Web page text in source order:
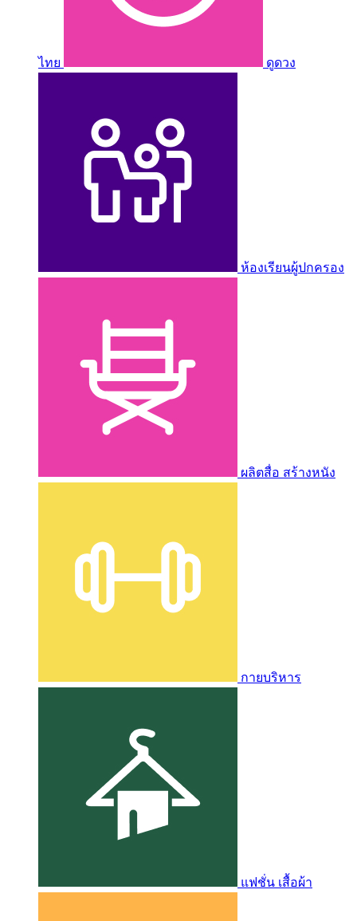
ไทย ดูดวง
ห้องเรียนผู้ปกครอง
ผลิตสื่อ สร้างหนัง
กายบริหาร
แฟชั่น เสื้อผ้า